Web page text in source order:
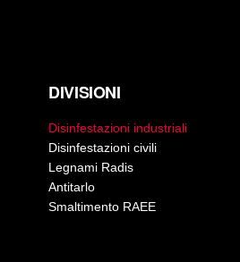
DIVISIONI
Disinfestazioni industriali
Disinfestazioni civili
Legnami Radis
Antitarlo
Smaltimento RAEE